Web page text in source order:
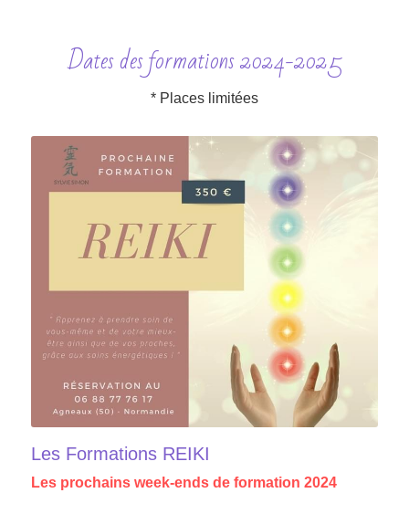
Dates des formations 2024-2025
* Places limitées
Les Formations REIKI
Les prochains week-ends de formation 2024